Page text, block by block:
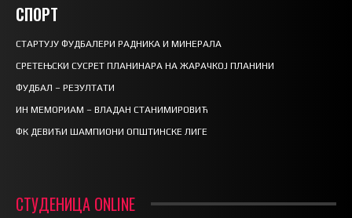
СПОРТ
СТАРТУЈУ ФУДБАЛЕРИ РАДНИКА И МИНЕРАЛА
СРЕТЕЊСКИ СУСРЕТ ПЛАНИНАРА НА ЖАРАЧКОЈ ПЛАНИНИ
ФУДБАЛ – РЕЗУЛТАТИ
ИН МЕМОРИАМ – ВЛАДАН СТАНИМИРОВИЋ
ФК ДЕВИЋИ ШАМПИОНИ ОПШТИНСКЕ ЛИГЕ
СТУДЕНИЦА ONLINE